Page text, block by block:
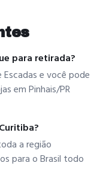
para retirada?
Escadas e você pode
em Pinhais/PR
a região
para o Brasil todo